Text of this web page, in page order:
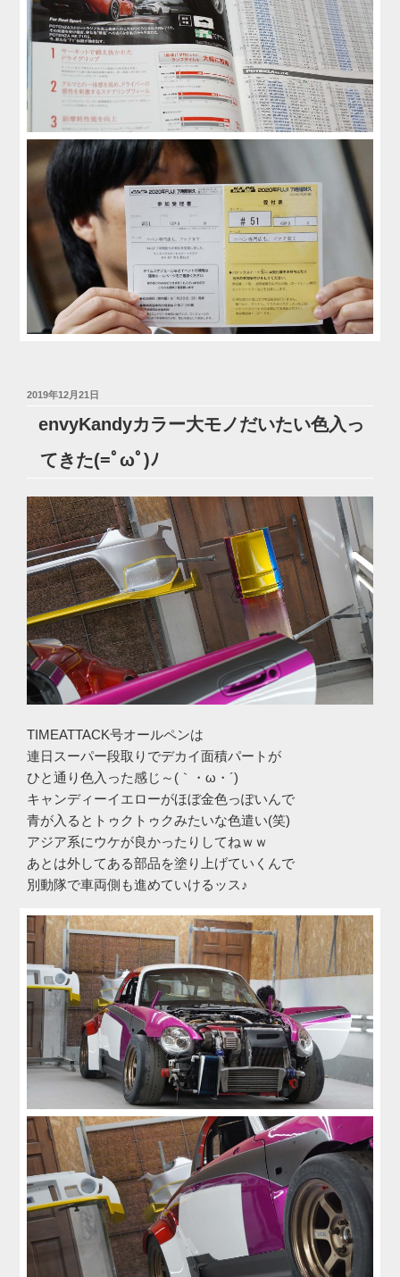
投
日:
2019年12月21日
envyKandyカラー大モノだいたい色入っ
てきた(=ﾟωﾟ)ﾉ
TIMEATTACK号オールペンは
連日スーパー段取りでデカイ面積パートが
ひと通り色入った感じ～(｀・ω・´)ゞ
キャンディーイエローがほぼ金色っぽいんで
青が入るとトゥクトゥクみたいな色遣い(笑)
アジア系にウケが良かったりしてねｗｗ
あとは外してある部品を塗り上げていくんで
別動隊で車両側も進めていけるッス♪